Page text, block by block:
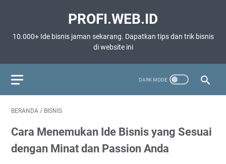
PROFI.WEB.ID
10.000+ Ide bisnis jaman sekarang. Dapatkan tips dan trik bisnis
di website ini
BERANDA / BISNIS
Cara Menemukan Ide Bisnis yang Sesuai
dengan Minat dan Passion Anda